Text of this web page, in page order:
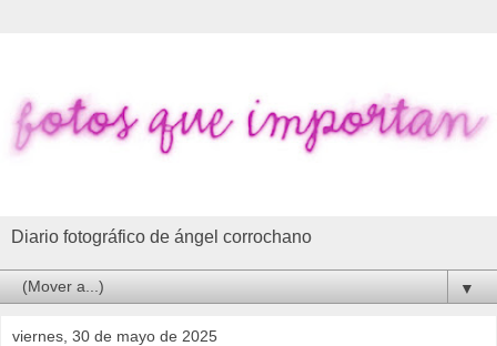
Diario fotográfico de ángel corrochano
▼
viernes, 30 de mayo de 2025